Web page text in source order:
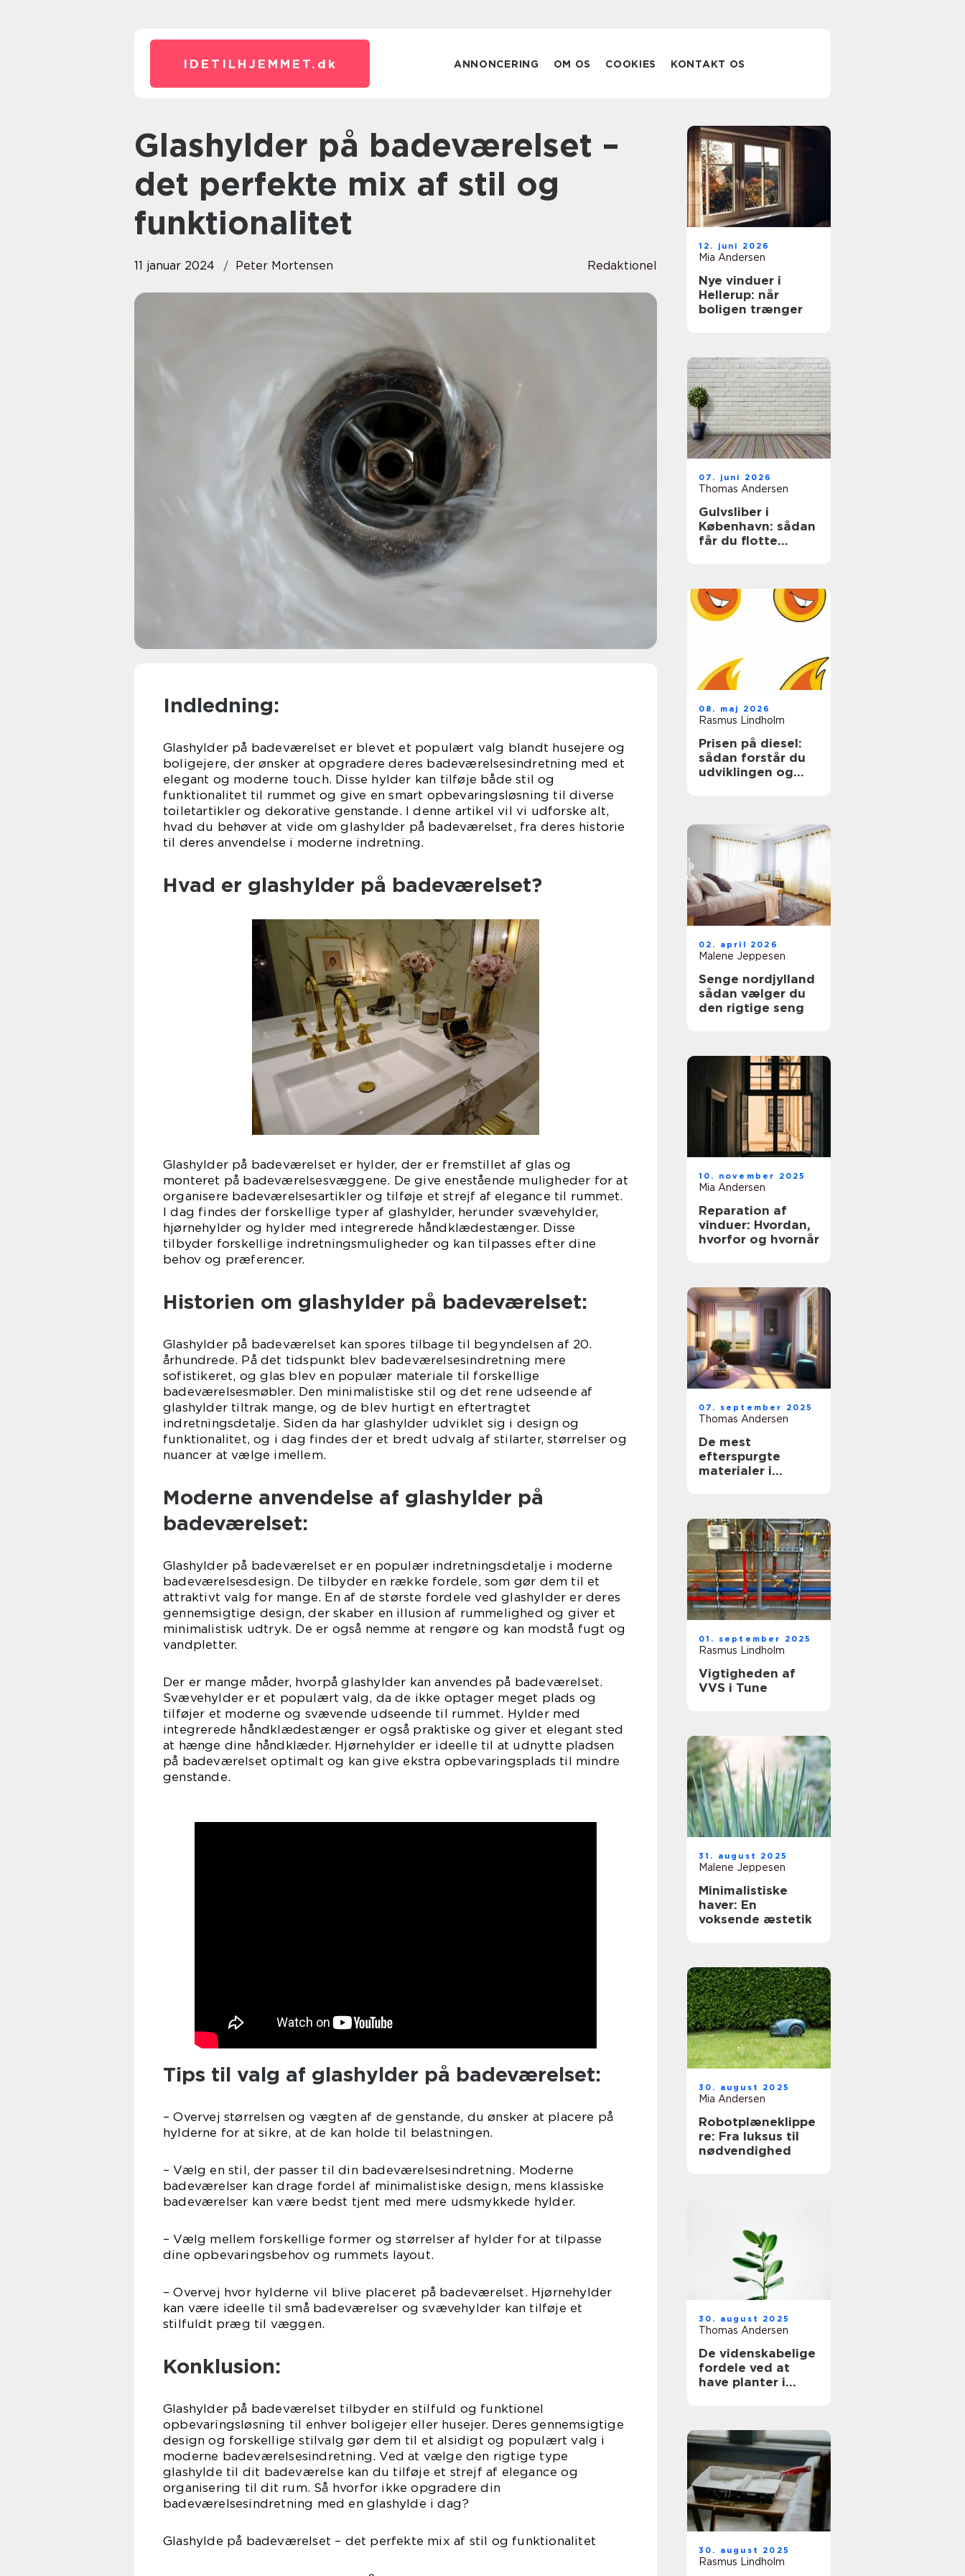
IDETILHJEMMET. dk ANNONCERING OM OS COOKIES KONTAKT OS
Glashylder på badeværelset –
det perfekte mix af stil og
funktionalitet
11 januar 2024 Peter Mortensen Redaktionel
Indledning:
Glashylder på badeværelset er blevet et populært valg blandt husejere og
boligejere, der ønsker at opgradere deres badeværelsesindretning med et
elegant og moderne touch. Disse hylder kan tilføje både stil og
funktionalitet til rummet og give en smart opbevaringsløsning til diverse
toiletartikler og dekorative genstande. I denne artikel vil vi udforske alt,
hvad du behøver at vide om glashylder på badeværelset, fra deres historie
til deres anvendelse i moderne indretning.
Hvad er glashylder på badeværelset?
Glashylder på badeværelset er hylder, der er fremstillet af glas og
monteret på badeværelsesvæggene. De give enestående muligheder for at
organisere badeværelsesartikler og tilføje et strejf af elegance til rummet.
I dag findes der forskellige typer af glashylder, herunder svævehylder,
hjørnehylder og hylder med integrerede håndklædestænger. Disse
tilbyder forskellige indretningsmuligheder og kan tilpasses efter dine
behov og præferencer.
Historien om glashylder på badeværelset:
Glashylder på badeværelset kan spores tilbage til begyndelsen af 20.
århundrede. På det tidspunkt blev badeværelsesindretning mere
sofistikeret, og glas blev en populær materiale til forskellige
badeværelsesmøbler. Den minimalistiske stil og det rene udseende af
glashylder tiltrak mange, og de blev hurtigt en eftertragtet
indretningsdetalje. Siden da har glashylder udviklet sig i design og
funktionalitet, og i dag findes der et bredt udvalg af stilarter, størrelser og
nuancer at vælge imellem.
Moderne anvendelse af glashylder på
badeværelset:
Glashylder på badeværelset er en populær indretningsdetalje i moderne
badeværelsesdesign. De tilbyder en række fordele, som gør dem til et
attraktivt valg for mange. En af de største fordele ved glashylder er deres
gennemsigtige design, der skaber en illusion af rummelighed og giver et
minimalistisk udtryk. De er også nemme at rengøre og kan modstå fugt og
vandpletter.
Der er mange måder, hvorpå glashylder kan anvendes på badeværelset.
Svævehylder er et populært valg, da de ikke optager meget plads og
tilføjer et moderne og svævende udseende til rummet. Hylder med
integrerede håndklædestænger er også praktiske og giver et elegant sted
at hænge dine håndklæder. Hjørnehylder er ideelle til at udnytte pladsen
på badeværelset optimalt og kan give ekstra opbevaringsplads til mindre
genstande.
Tips til valg af glashylder på badeværelset:
– Overvej størrelsen og vægten af de genstande, du ønsker at placere på
hylderne for at sikre, at de kan holde til belastningen.
– Vælg en stil, der passer til din badeværelsesindretning. Moderne
badeværelser kan drage fordel af minimalistiske design, mens klassiske
badeværelser kan være bedst tjent med mere udsmykkede hylder.
– Vælg mellem forskellige former og størrelser af hylder for at tilpasse
dine opbevaringsbehov og rummets layout.
– Overvej hvor hylderne vil blive placeret på badeværelset. Hjørnehylder
kan være ideelle til små badeværelser og svævehylder kan tilføje et
stilfuldt præg til væggen.
Konklusion:
Glashylder på badeværelset tilbyder en stilfuld og funktionel
opbevaringsløsning til enhver boligejer eller husejer. Deres gennemsigtige
design og forskellige stilvalg gør dem til et alsidigt og populært valg i
moderne badeværelsesindretning. Ved at vælge den rigtige type
glashylde til dit badeværelse kan du tilføje et strejf af elegance og
organisering til dit rum. Så hvorfor ikke opgradere din
badeværelsesindretning med en glashylde i dag?
Glashylde på badeværelset – det perfekte mix af stil og funktionalitet
12. juni 2026
Mia Andersen
Nye vinduer i
Hellerup: når
boligen trænger
07. juni 2026
Thomas Andersen
Gulvsliber i
København: sådan
får du flotte
08. maj 2026
Rasmus Lindholm
Prisen på diesel:
sådan forstår du
udviklingen og
02. april 2026
Malene Jeppesen
Senge nordjylland
sådan vælger du
den rigtige seng
10. november 2025
Mia Andersen
Reparation af
vinduer: Hvordan,
hvorfor og hvornår
07. september 2025
Thomas Andersen
De mest
efterspurgte
materialer i
01. september 2025
Rasmus Lindholm
Vigtigheden af
VVS i Tune
31. august 2025
Malene Jeppesen
Minimalistiske
haver: En
voksende æstetik
30. august 2025
Mia Andersen
Robotplæneklippe
re: Fra luksus til
nødvendighed
30. august 2025
Thomas Andersen
De videnskabelige
fordele ved at
have planter i
30. august 2025
Rasmus Lindholm